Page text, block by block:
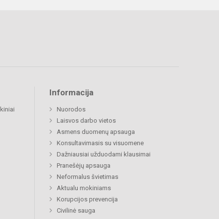
Informacija
Nuorodos
Laisvos darbo vietos
Asmens duomenų apsauga
Konsultavimasis su visuomene
Dažniausiai užduodami klausimai
Pranešėjų apsauga
Neformalus švietimas
Aktualu mokiniams
Korupcijos prevencija
Civilinė sauga